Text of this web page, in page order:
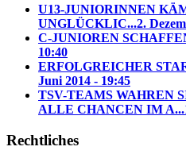
U13-JUNIORINNEN
UNGLÜCKLIC...2.
C-JUNIOREN
10:40
ERFOLGREICHER
Juni 2014 - 19:45
TSV-TEAMS WAHREN
ALLE CHANCEN IM A...
Rechtliches